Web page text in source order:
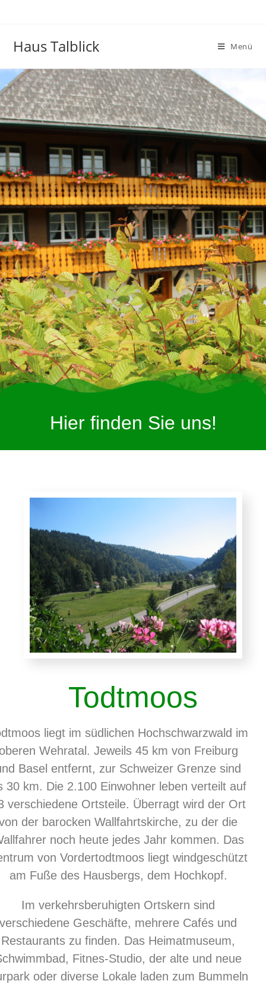
Haus Talblick Menü
Hier finden Sie uns!
Todtmoos
liegt im südlichen Hochschwarzwald im
Wehratal. Jeweils 45 km von Freiburg
Basel entfernt, zur Schweizer Grenze sind
30 km. Die 2.100 Einwohner leben verteilt auf
verschiedene Ortsteile. Überragt wird der Ort
der barocken Wallfahrtskirche, zu der die
noch heute jedes Jahr kommen. Das
von Vordertodtmoos liegt windgeschützt
am Fuße des Hausbergs, dem Hochkopf.
Im verkehrsberuhigten Ortskern sind
verschiedene Geschäfte, mehrere Cafés und
Restaurants zu finden. Das Heimatmuseum,
Fitnes-Studio, der alte und neue
oder diverse Lokale laden zum Bummeln